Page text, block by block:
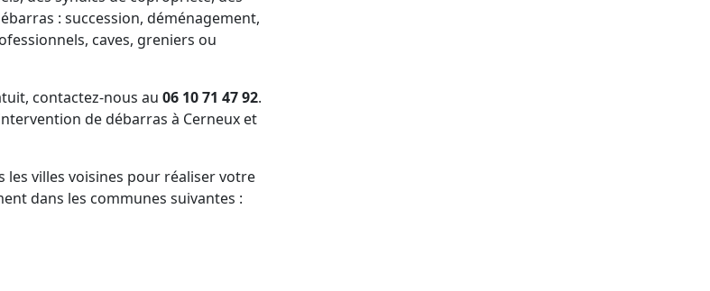
: succession, déménagement,
caves, greniers ou
contactez-nous au 06 10 71 47 92.
de débarras à Cerneux et
les villes voisines pour réaliser votre
dans les communes suivantes :